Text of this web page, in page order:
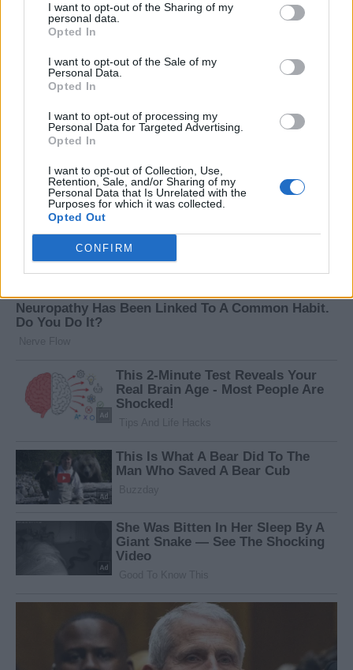
I want to opt-out of the Sharing of my
personal data.
Opted In
I want to opt-out of the Sale of my
Personal Data.
Opted In
I want to opt-out of processing my
Personal Data for Targeted Advertising.
Opted In
I want to opt-out of Collection, Use,
Retention, Sale, and/or Sharing of my
Personal Data that Is Unrelated with the
Purposes for which it was collected.
Opted Out
CONFIRM